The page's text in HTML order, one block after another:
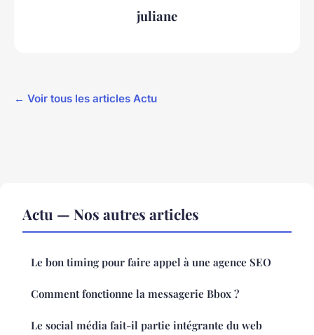
juliane
← Voir tous les articles Actu
Actu — Nos autres articles
Le bon timing pour faire appel à une agence SEO
Comment fonctionne la messagerie Bbox ?
Le social média fait-il partie intégrante du web